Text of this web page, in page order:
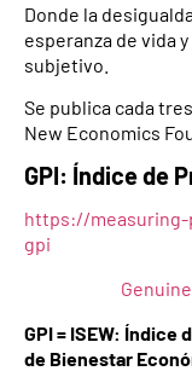
Donde la
esperanza de vida
subjetivo.
Se publica cada
New Economics
GPI: Índice de
https://
gpi
GPI = ISEW: Índice
de Bienestar